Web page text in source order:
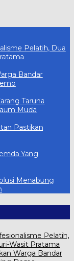
Pelatih, Dua
Bandar
Taruna
Muda
Pastikan
Yang
Menabung
Pelatih,
Wasit Pratama
Warga Bandar